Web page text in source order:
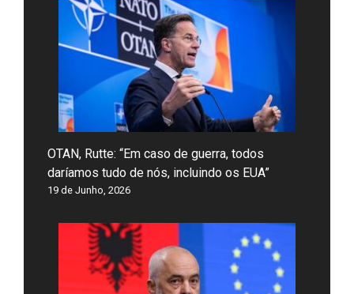
OTAN, Rutte: “Em caso de guerra, todos
daríamos tudo de nós, incluindo os EUA”
19 de Junho, 2026